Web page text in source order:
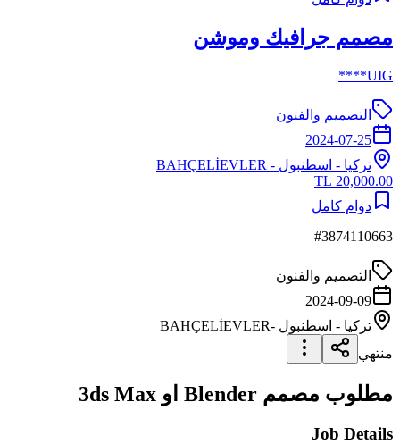
مصمم جرافيك وموشن
UIG****
التصميم والفنون
2024-07-25
تركيا - اسطنبول - BAHÇELİEVLER
20,000.00 TL
دوام كامل
#3874110663
التصميم والفنون
2024-09-09
تركيا - اسطنبول -BAHÇELİEVLER
منتهي
مطلوب مصمم Blender او 3ds Max
Job Details